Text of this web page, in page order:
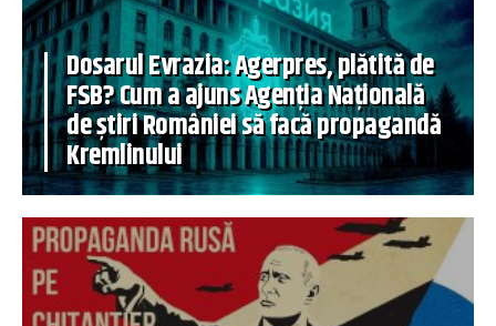
Dosarul Evrazia: Agerpres, plătită de
FSB? Cum a ajuns Agenția Națională
de știri României să facă propagandă
Kremlinului